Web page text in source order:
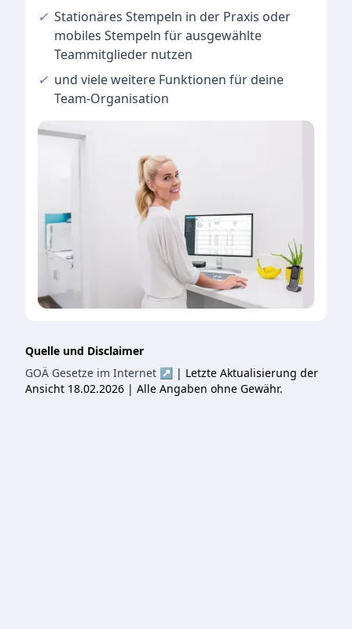
✓ Stationäres Stempeln in der Praxis oder
mobiles Stempeln für ausgewählte
Teammitglieder nutzen
✓ und vieleweitere Funktionen für deine
Team-Organisation
Quelle und Disclaimer
GOÄ Gesetze im Internet ↗ | Letzte Aktualisierung der
Ansicht 18.02.2026 | Alle Angaben ohne Gewähr.